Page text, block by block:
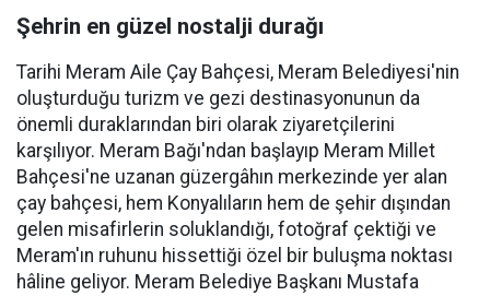
Şehrin en güzel nostalji durağı
Tarihi Meram Aile Çay Bahçesi, Meram Belediyesi'nin
oluşturduğu turizm ve gezi destinasyonunun da
önemli duraklarından biri olarak ziyaretçilerini
karşılıyor. Meram Bağı'ndan başlayıp Meram Millet
Bahçesi'ne uzanan güzergâhın merkezinde yer alan
çay bahçesi, hem Konyalıların hem de şehir dışından
gelen misafirlerin soluklandığı, fotoğraf çektiği ve
Meram'ın ruhunu hissettiği özel bir buluşma noktası
hâline geliyor. Meram Belediye Başkanı Mustafa